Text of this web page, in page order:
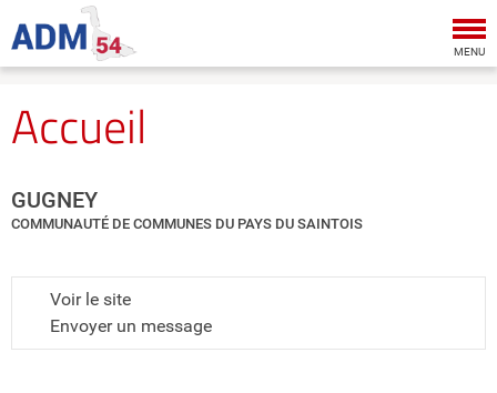
MENU
Accueil
GUGNEY
COMMUNAUTÉ DE COMMUNES DU PAYS DU SAINTOIS
Voir le site
Envoyer un message